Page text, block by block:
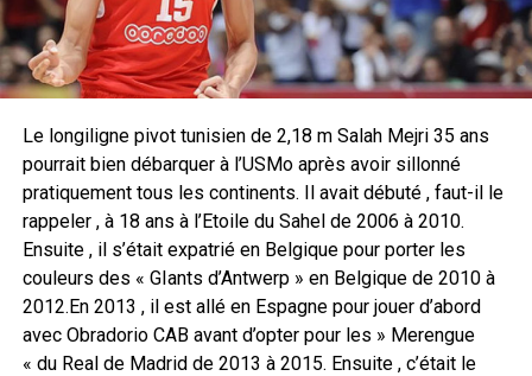
Le longiligne pivot tunisien de 2,18 m Salah Mejri 35 ans
pourrait bien débarquer à l’USMo après avoir sillonné
pratiquement tous les continents. Il avait débuté , faut-il le
rappeler , à 18 ans à l’Etoile du Sahel de 2006 à 2010.
Ensuite , il s’était expatrié en Belgique pour porter les
couleurs des « GIants d’Antwerp » en Belgique de 2010 à
2012.En 2013 , il est allé en Espagne pour jouer d’abord
avec Obradorio CAB avant d’opter pour les » Merengue
« du Real de Madrid de 2013 à 2015. Ensuite , c’était le